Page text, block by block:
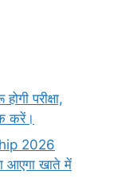
परीक्षा,
करें।
2026
खाते में